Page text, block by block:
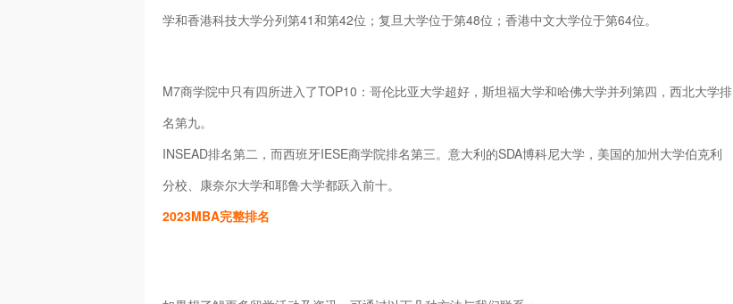
学和香港科技大学分列第41和第42位；复旦大学位于第48位；香港中文大学位于第64位。
M7商学院中只有四所进入了TOP10：哥伦比亚大学超好，斯坦福大学和哈佛大学并列第四，西北大学排
名第九。
INSEAD排名第二，而西班牙IESE商学院排名第三。意大利的SDA博科尼大学，美国的加州大学伯克利
分校、康奈尔大学和耶鲁大学都跃入前十。
2023MBA完整排名